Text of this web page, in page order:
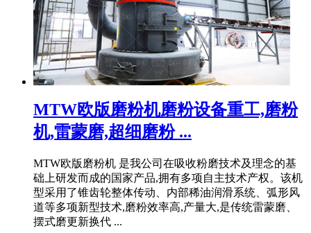
MTW欧版磨粉机磨粉设备重工,磨粉
机,雷蒙磨,超细磨粉 ...
MTW欧版磨粉机 是我公司在吸收粉磨技术及理念的基
础上研发而成的国家产品,拥有多项自主技术产权。该机
型采用了锥齿轮整体传动、内部稀油润滑系统、弧形风
道等多项新型技术,磨粉效率高,产量大,是传统雷蒙磨、
摆式磨更新换代 ...